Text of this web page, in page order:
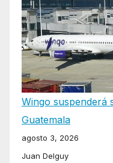
Wingo suspenderá
Guatemala
agosto 3, 2026
Juan Delguy